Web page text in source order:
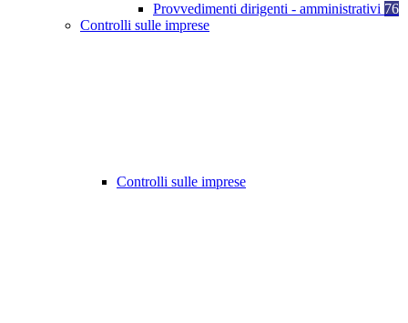
Provvedimenti dirigenti - amministrativi 76
Controlli sulle imprese
Controlli sulle imprese